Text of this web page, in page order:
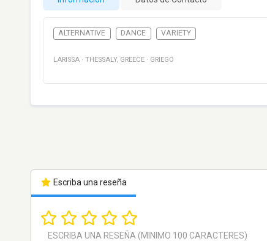
ALTERNATIVE DANCE VARIETY
LARISSA · THESSALY, GREECE · GRIEGO
Escriba una reseña